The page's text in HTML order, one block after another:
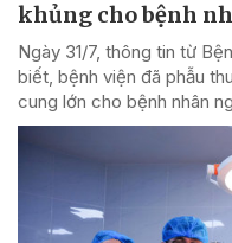
khủng cho bệnh
Ngày 31/7, thông tin từ
biết, bệnh viện đã phẫu
cung lớn cho bệnh nhân